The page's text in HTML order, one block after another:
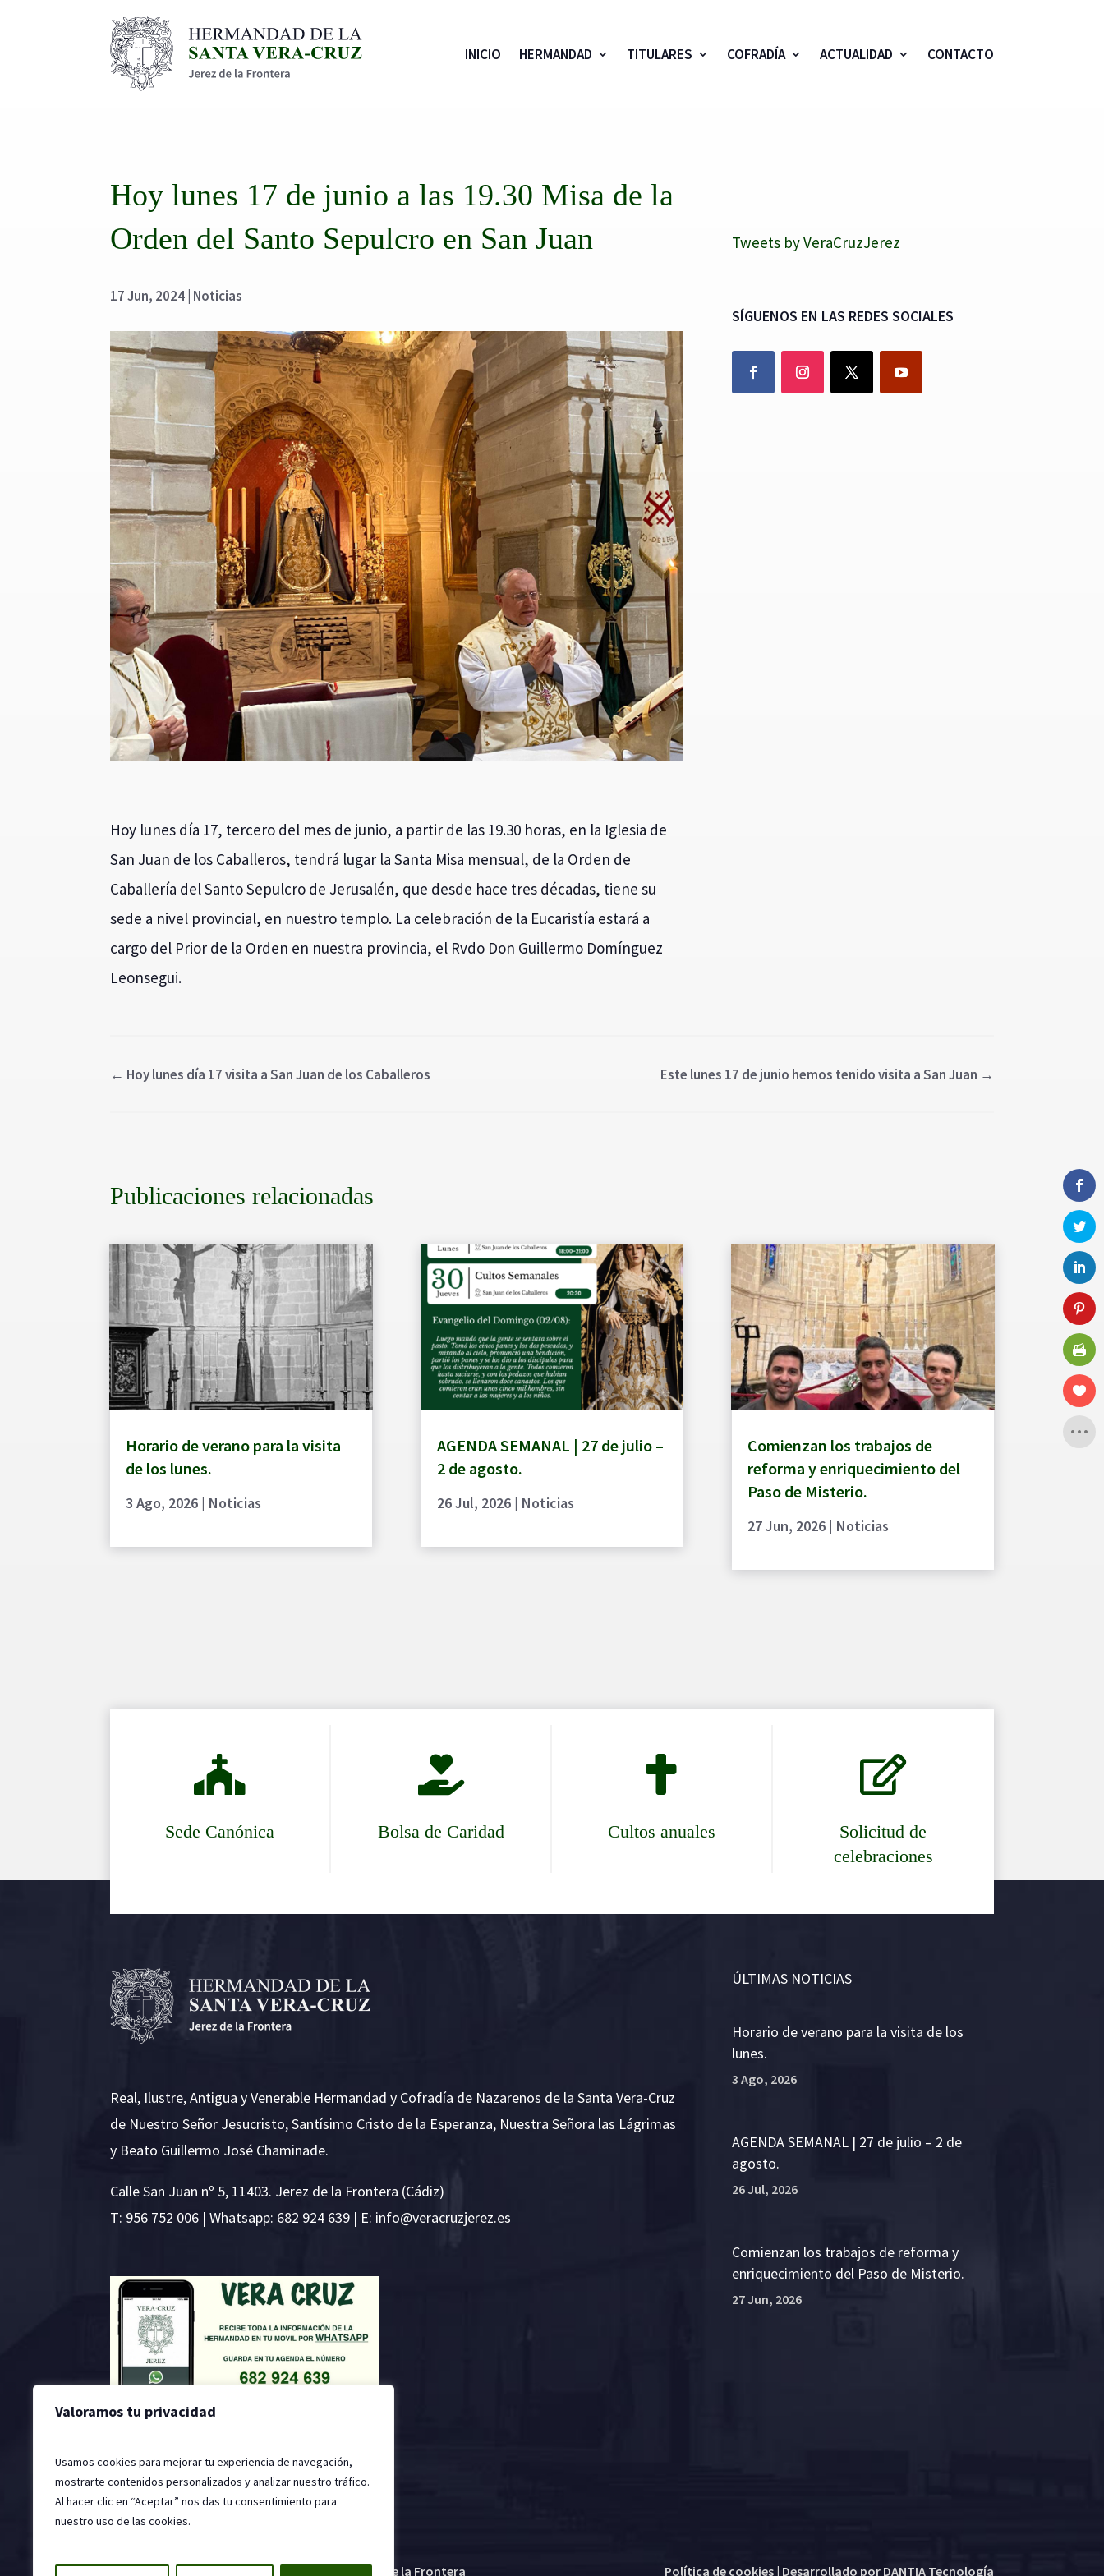
Valoramos tu privacidad
Usamos cookies para mejorar tu experiencia de navegación,
mostrarte contenidos personalizados y analizar nuestro tráfico.
Al hacer clic en “Aceptar” nos das tu consentimiento para
nuestro uso de las cookies.
INICIO HERMANDAD TITULARES COFRADÍA ACTUALIDAD CONTACTO
Hoy lunes 17 de junio a las 19.30 Misa de la
Orden del Santo Sepulcro en San Juan
17 Jun, 2024 Noticias
Hoy lunes día 17, tercero del mes de junio, a partir de las 19.30 horas, en la Iglesia de
San Juan de los Caballeros, tendrá lugar la Santa Misa mensual, de la Orden de
Caballería del Santo Sepulcro de Jerusalén, que desde hace tres décadas, tiene su
sede a nivel provincial, en nuestro templo. La celebración de la Eucaristía estará a
cargo del Prior de la Orden en nuestra provincia, el Rvdo Don Guillermo Domínguez
Leonsegui.
Tweets by VeraCruzJerez
SÍGUENOS EN LAS REDES SOCIALES
← Hoy lunes día 17 visita a San Juan de los Caballeros Este lunes 17 de junio hemos tenido visita a San Juan →
Publicaciones relacionadas
Horario de verano para la visita
de los lunes.
3 Ago, 2026 | Noticias
AGENDA SEMANAL | 27 de julio –
2 de agosto.
26 Jul, 2026| Noticias
Comienzan los trabajos de
reforma y enriquecimiento del
Paso de Misterio.
27 Jun, 2026| Noticias

Sede Canónica

Bolsa de Caridad

Cultos anuales

Solicitud de
celebraciones
Real, Ilustre, Antigua y Venerable Hermandad y Cofradía de Nazarenos de la Santa Vera-Cruz
de Nuestro Señor Jesucristo, Santísimo Cristo de la Esperanza, Nuestra Señora las Lágrimas
y Beato Guillermo José Chaminade.
Calle San Juan nº 5, 11403. Jerez de la Frontera (Cádiz)
T: 956 752 006 | Whatsapp: 682 924 639 | E: se.ze
rejzu
rcare
v@ofn
i
ÚLTIMAS NOTICIAS
Horario de verano para la visita de los
lunes.
3 Ago, 2026
AGENDA SEMANAL | 27 de julio – 2 de
agosto.
26 Jul, 2026
Comienzan los trabajos de reforma y
enriquecimiento del Paso de Misterio.
27 Jun, 2026
2022 © Hermandad de la Santa Vera Cruz, Jerez de la Frontera Política de cookies| Desarrollado por DANTIA Tecnología